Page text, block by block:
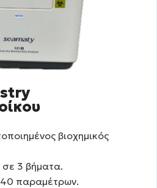
βιοχημικός
σε 3 βήματα.
40 παραμέτρων.